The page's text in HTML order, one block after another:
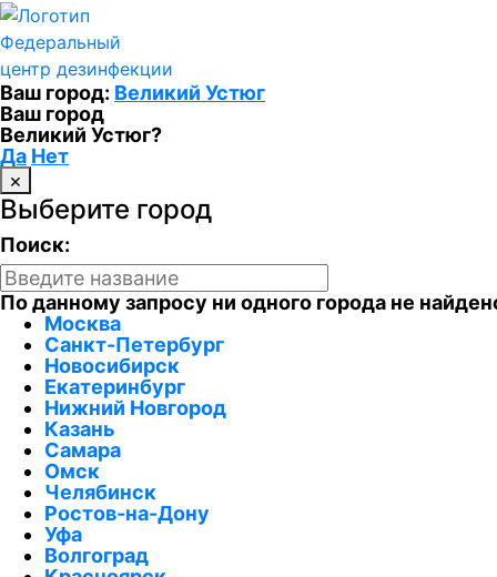
Федеральный
центр дезинфекции
Ваш город: Великий Устюг
Ваш город
Великий Устюг?
Да Нет
×
Выберите город
Поиск:
По данному запросу ни одного города не
Москва
Санкт-Петербург
Новосибирск
Екатеринбург
Нижний Новгород
Казань
Самара
Омск
Челябинск
Ростов-на-Дону
Уфа
Волгоград